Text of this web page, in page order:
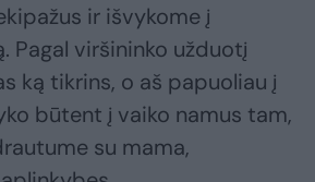
ir išvykome į
Pagal viršininko užduotį
ką tikrins, o aš papuoliau į
būtent į vaiko namus tam,
su mama,